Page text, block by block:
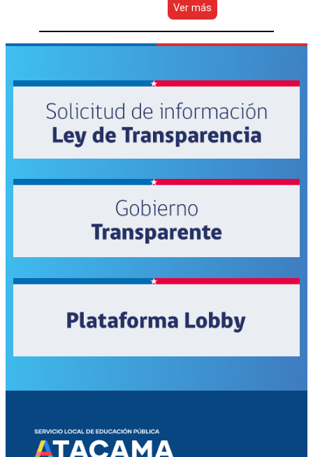
Ver más
SLEP
Atacama
da
año
2021